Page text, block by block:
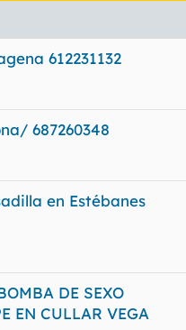
612231132
687260348
en Estébanes
DE SEXO
EN CULLAR VEGA